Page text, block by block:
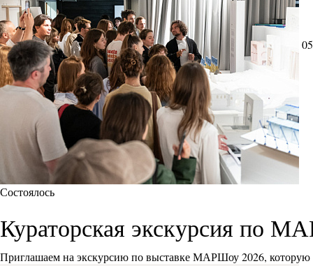
Состоялось
Кураторская экскурсия по
Приглашаем на экскурсию по выставке МАРШоу 2026, которую